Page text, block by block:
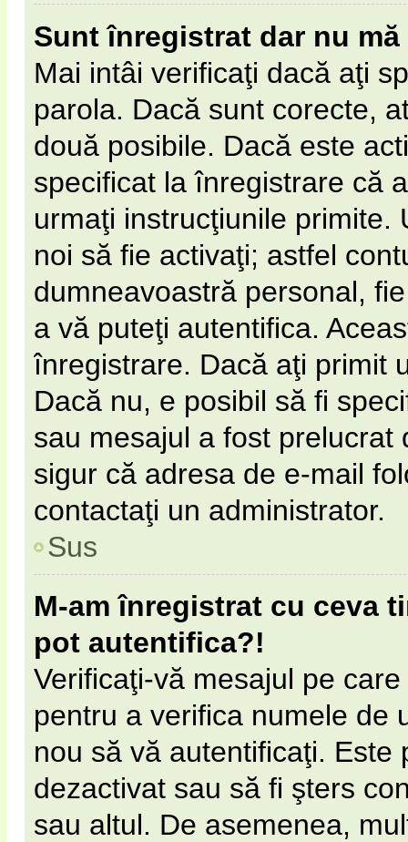
Sunt înregistrat dar nu
Mai intâi verificaţi dacă aţi
parola. Dacă sunt corecte,
două posibile. Dacă este
specificat la înregistrare că
urmaţi instrucţiunile primite.
noi să fie activaţi; astfel
dumneavoastră personal,
a vă puteţi autentifica.
înregistrare. Dacă aţi primit
Dacă nu, e posibil să fi
sau mesajul a fost
sigur că adresa de e-mail
contactaţi un administrator.
Sus
M-am înregistrat cu ceva
pot autentifica?!
Verificaţi-vă mesajul pe
pentru a verifica numele de
nou să vă autentificaţi.
dezactivat sau să fi şters
sau altul. De asemenea,